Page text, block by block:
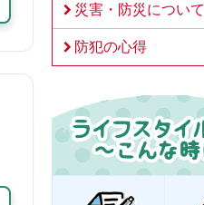
災害・防災について
防犯の心得